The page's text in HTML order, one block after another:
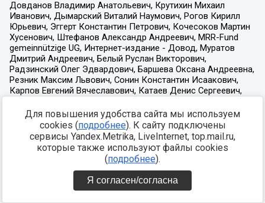
Для повышения удобства сайта мы используем
cookies (подробнее). К сайту подключены
сервисы Yandex.Metrika, LiveInternet, top.mail.ru,
которые также используют файлы cookies
(подробнее).
Я согласен/согласна